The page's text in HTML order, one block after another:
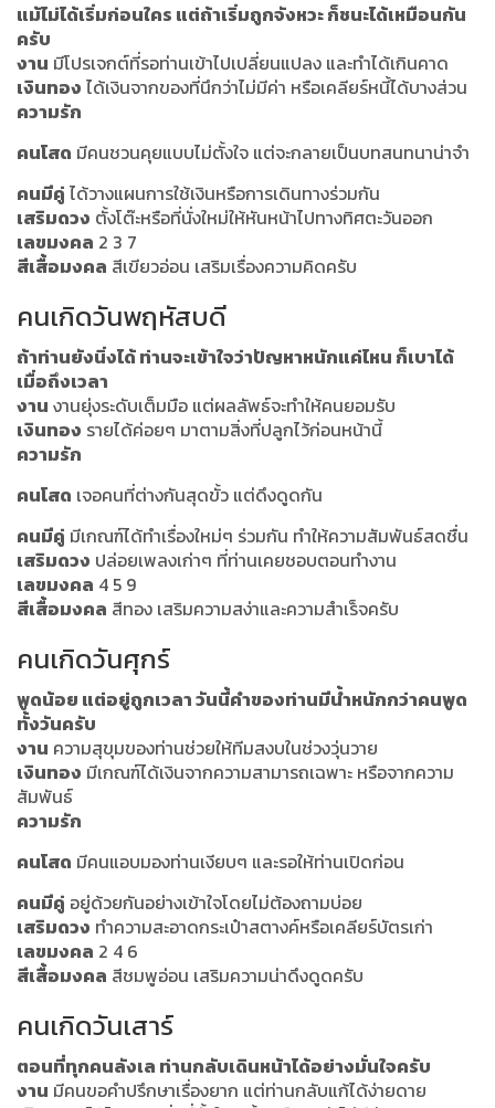
แม้ไม่ได้เริ่มก่อนใคร แต่ถ้าเริ่มถูกจังหวะ ก็ชนะได้เหมือนกัน
ครับ
งาน มีโปรเจกต์ที่รอท่านเข้าไปเปลี่ยนแปลง และทำได้เกินคาด
เงินทอง ได้เงินจากของที่นึกว่าไม่มีค่า หรือเคลียร์หนี้ได้บางส่วน
ความรัก
คนโสด มีคนชวนคุยแบบไม่ตั้งใจ แต่จะกลายเป็นบทสนทนาน่าจำ
คนมีคู่ ได้วางแผนการใช้เงินหรือการเดินทางร่วมกัน
เสริมดวง ตั้งโต๊ะหรือที่นั่งใหม่ให้หันหน้าไปทางทิศตะวันออก
เลขมงคล 2 3 7
สีเสื้อมงคล สีเขียวอ่อน เสริมเรื่องความคิดครับ
คนเกิดวันพฤหัสบดี
ถ้าท่านยังนิ่งได้ ท่านจะเข้าใจว่าปัญหาหนักแค่ไหน ก็เบาได้
เมื่อถึงเวลา
งาน งานยุ่งระดับเต็มมือ แต่ผลลัพธ์จะทำให้คนยอมรับ
เงินทอง รายได้ค่อยๆ มาตามสิ่งที่ปลูกไว้ก่อนหน้านี้
ความรัก
คนโสด เจอคนที่ต่างกันสุดขั้ว แต่ดึงดูดกัน
คนมีคู่ มีเกณฑ์ได้ทำเรื่องใหม่ๆ ร่วมกัน ทำให้ความสัมพันธ์สดชื่น
เสริมดวง ปล่อยเพลงเก่าๆ ที่ท่านเคยชอบตอนทำงาน
เลขมงคล 4 5 9
สีเสื้อมงคล สีทอง เสริมความสง่าและความสำเร็จครับ
คนเกิดวันศุกร์
พูดน้อย แต่อยู่ถูกเวลา วันนี้คำของท่านมีน้ำหนักกว่าคนพูด
ทั้งวันครับ
งาน ความสุขุมของท่านช่วยให้ทีมสงบในช่วงวุ่นวาย
เงินทอง มีเกณฑ์ได้เงินจากความสามารถเฉพาะ หรือจากความ
สัมพันธ์
ความรัก
คนโสด มีคนแอบมองท่านเงียบๆ และรอให้ท่านเปิดก่อน
คนมีคู่ อยู่ด้วยกันอย่างเข้าใจโดยไม่ต้องถามบ่อย
เสริมดวง ทำความสะอาดกระเป๋าสตางค์หรือเคลียร์บัตรเก่า
เลขมงคล 2 4 6
สีเสื้อมงคล สีชมพูอ่อน เสริมความน่าดึงดูดครับ
คนเกิดวันเสาร์
ตอนที่ทุกคนลังเล ท่านกลับเดินหน้าได้อย่างมั่นใจครับ
งาน มีคนขอคำปรึกษาเรื่องยาก แต่ท่านกลับแก้ได้ง่ายดาย